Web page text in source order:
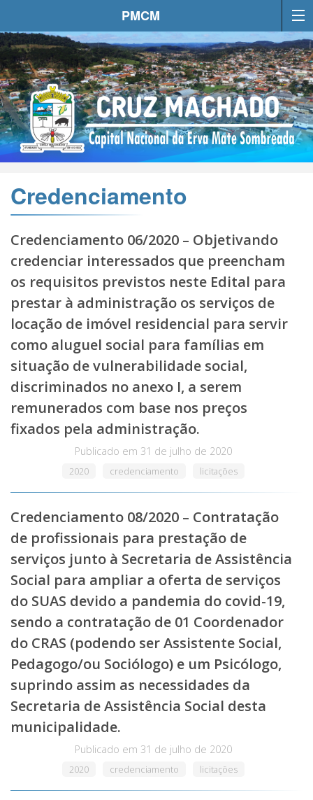
PMCM
Credenciamento
Credenciamento 06/2020 – Objetivando
credenciar interessados que preencham
os requisitos previstos neste Edital para
prestar à administração os serviços de
locação de imóvel residencial para servir
como aluguel social para famílias em
situação de vulnerabilidade social,
discriminados no anexo I, a serem
remunerados com base nos preços
fixados pela administração.
Publicado em 31 de julho de 2020
2020 credenciamento licitações
Credenciamento 08/2020 – Contratação
de profissionais para prestação de
serviços junto à Secretaria de Assistência
Social para ampliar a oferta de serviços
do SUAS devido a pandemia do covid-19,
sendo a contratação de 01 Coordenador
do CRAS (podendo ser Assistente Social,
Pedagogo/ou Sociólogo) e um Psicólogo,
suprindo assim as necessidades da
Secretaria de Assistência Social desta
municipalidade.
Publicado em 31 de julho de 2020
2020 credenciamento licitações